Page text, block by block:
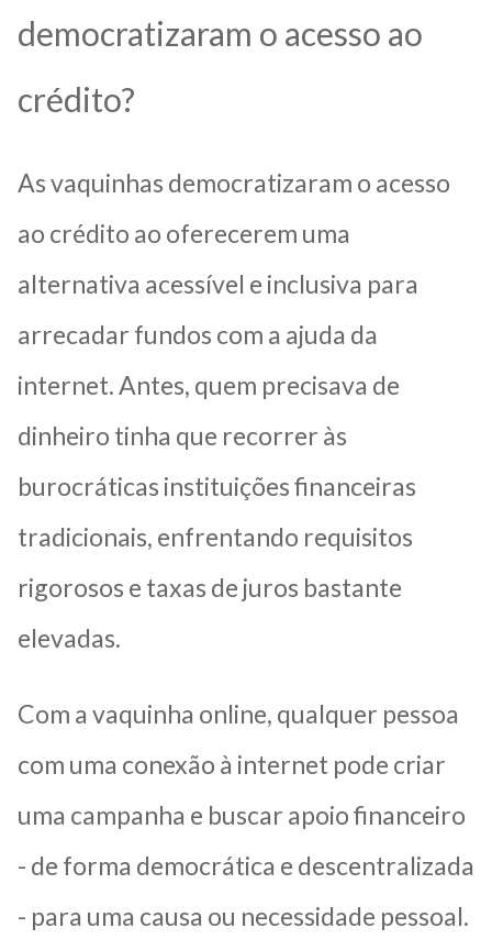
democratizaram o acesso ao
crédito?
As vaquinhas democratizaram o acesso
ao crédito ao oferecerem uma
alternativa acessível e inclusiva para
arrecadar fundos com a ajuda da
internet. Antes, quem precisava de
dinheiro tinha que recorrer às
burocráticas instituições financeiras
tradicionais, enfrentando requisitos
rigorosos e taxas de juros bastante
elevadas.
Com a vaquinha online, qualquer pessoa
com uma conexão à internet pode criar
uma campanha e buscar apoio financeiro
- de forma democrática e descentralizada
- para uma causa ou necessidade pessoal.